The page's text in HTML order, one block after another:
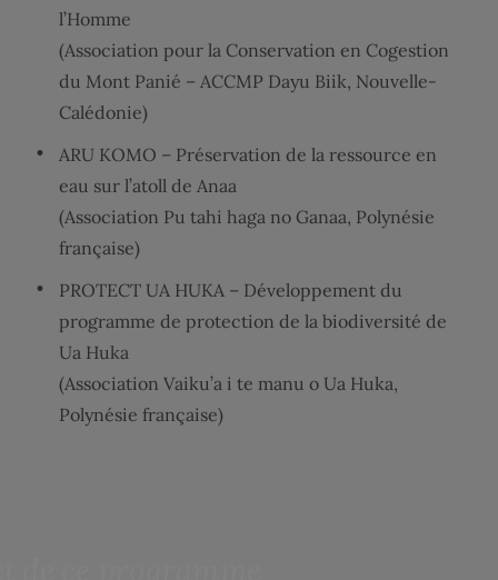
l’Homme
(Association pour la Conservation en Cogestion
du Mont Panié – ACCMP Dayu Biik, Nouvelle-
Calédonie)
ARU KOMO – Préservation de la ressource en
eau sur l’atoll de Anaa
(Association Pu tahi haga no Ganaa, Polynésie
française)
PROTECT UA HUKA – Développement du
programme de protection de la biodiversité de
Ua Huka
(Association Vaiku’a i te manu o Ua Huka,
Polynésie française)